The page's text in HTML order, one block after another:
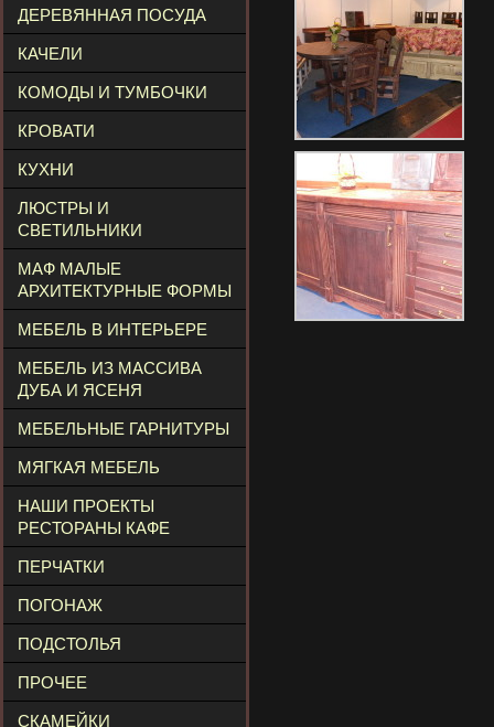
ДЕРЕВЯННАЯ ПОСУДА
КАЧЕЛИ
КОМОДЫ И ТУМБОЧКИ
КРОВАТИ
КУХНИ
ЛЮСТРЫ И
СВЕТИЛЬНИКИ
МАФ МАЛЫЕ
АРХИТЕКТУРНЫЕ ФОРМЫ
МЕБЕЛЬ В ИНТЕРЬЕРЕ
МЕБЕЛЬ ИЗ МАССИВА
ДУБА И ЯСЕНЯ
МЕБЕЛЬНЫЕ ГАРНИТУРЫ
МЯГКАЯ МЕБЕЛЬ
НАШИ ПРОЕКТЫ
РЕСТОРАНЫ КАФЕ
ПЕРЧАТКИ
ПОГОНАЖ
ПОДСТОЛЬЯ
ПРОЧЕЕ
СКАМЕЙКИ